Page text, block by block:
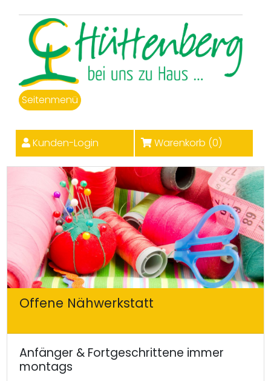
Seitenmenü
Kunden-Login Warenkorb (0)
Offene Nähwerkstatt
Anfänger & Fortgeschrittene immer
montags